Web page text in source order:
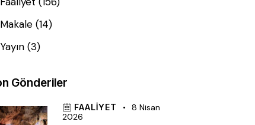
Makale (14)
Yayın (3)
Gönderiler
FAALIYET
8 Nisan
2026